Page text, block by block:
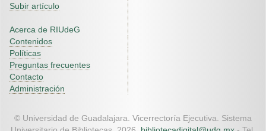
Subir artículo
Acerca de RIUdeG
Contenidos
Políticas
Preguntas frecuentes
Contacto
Administración
© Universidad de Guadalajara. Vicerrectoría Ejecutiva. Sistema